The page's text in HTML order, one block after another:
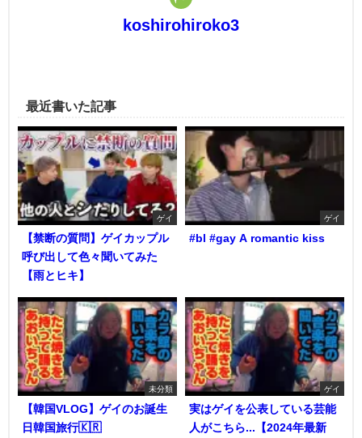
koshirohiroko3
最近書いた記事
ゲイ
【禁断の質問】ゲイカップル
呼び出して色々聞いてみた
【雨とヒキ】
ゲイ
#bl #gay A romantic kiss
未分類
【韓国VLOG】ゲイのお誕生
日韓国旅行🇰🇷
ゲイ
実はゲイを公表している芸能
人がこちら...【2024年最新